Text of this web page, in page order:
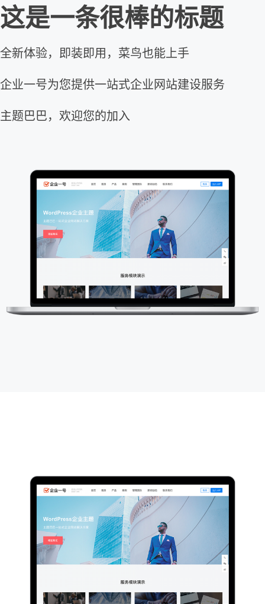
这是一条很棒的标题
全新体验，即装即用，菜鸟也能上手
企业一号为您提供一站式企业网站建设服务
主题巴巴，欢迎您的加入